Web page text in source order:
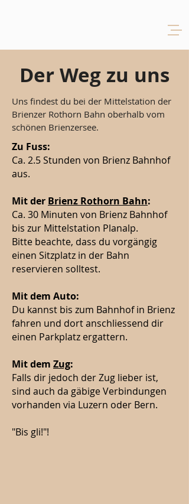
Der Weg zu uns
Uns findest du bei der Mittelstation der
Brienzer Rothorn Bahn oberhalb vom
schönen Brienzersee.
Zu Fuss:
Ca. 2.5 Stunden von Brienz Bahnhof
aus.​​
Mit der Brienz Rothorn Bahn:
Ca. 30 Minuten von Brienz Bahnhof
bis zur Mittelstation Planalp.
Bitte beachte, dass du vorgängig
einen Sitzplatz in der Bahn
reservieren solltest.
Mit dem Auto:
Du kannst bis zum Bahnhof in Brienz
fahren und dort anschliessend dir
einen Parkplatz ergattern.
Mit dem Zug:
Falls dir jedoch der Zug lieber ist,
sind auch da gäbige Verbindungen
vorhanden via Luzern oder Bern.
"Bis gli!"!